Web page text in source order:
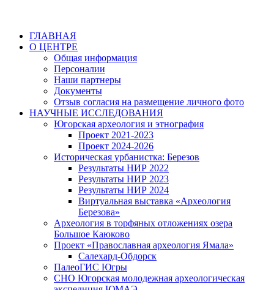
ГЛАВНАЯ
О ЦЕНТРЕ
Общая информация
Персоналии
Наши партнеры
Документы
Отзыв согласия на размещение личного фото
НАУЧНЫЕ ИССЛЕДОВАНИЯ
Югорская археология и этнография
Проект 2021-2023
Проект 2024-2026
Историческая урбанистка: Березов
Результаты НИР 2022
Результаты НИР 2023
Результаты НИР 2024
Виртуальная выставка «Археология
Березова»
Археология в торфяных отложениях озера
Большое Каюково
Проект «Православная археология Ямала»
Салехард-Обдорск
ПалеоГИС Югры
СНО Югорская молодежная археологическая